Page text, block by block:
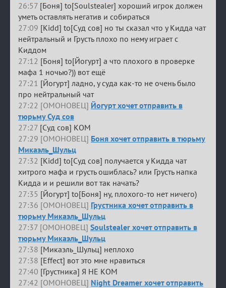
26:57 [Боня] to[Soulstealer] хороший игрок должен
уметь оставлять негатив и собираться
27:09 [Kidd] to[Суд сов] но ты сказал что у Кидда чат
нейтральный и Грусть плохо по нему играет с
Киддом
27:12 [Боня] to[Йогурт] а что плохого в проверке
мафа 1 ночью?)) вот ещё
27:21 [Йогурт] ладно, у суда как-то не очень было
про нейтральный чат
27:22 [ОМОНОВЕЦ] Йогурт хочет отправить в
тюрьму Суд сов
27:27 [Суд сов] КОМ
27:29 [ОМОНОВЕЦ] Боня хочет отправить в тюрьму
Микаэль_Шульц
27:32 [Kidd] to[Суд сов] получается у Кидда чат
хитрого мафа и грусть ошиблась? или Грусть напка
Кидда и и решили вот так начать?
27:35 [Йогурт] to[Боня] ну, плохого-то нет ничего)
27:36 [ОМОНОВЕЦ] Грустника хочет отправить в
тюрьму Микаэль_Шульц
27:37 [ОМОНОВЕЦ] Soulstealer хочет отправить в
тюрьму Микаэль_Шульц
27:38 [Микаэль_Шульц] неплохо
27:38 [Effect] вот это мне нравиться
27:40 [Грустника] Я НЕ КОМ
27:42 [ОМОНОВЕЦ] Night Dreamer хочет отправить